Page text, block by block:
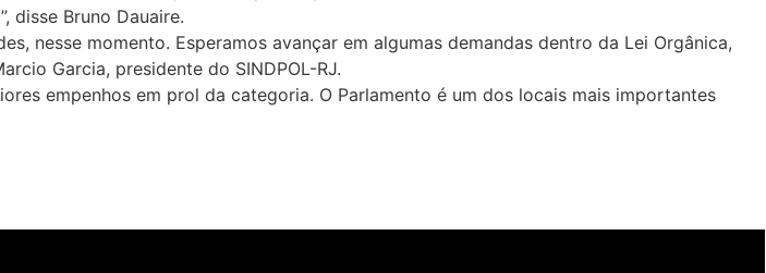
disse Bruno Dauaire.
nesse momento. Esperamos avançar em algumas demandas dentro da Lei Orgânica,
Garcia, presidente do SINDPOL-RJ.
empenhos em prol da categoria. O Parlamento é um dos locais mais importantes